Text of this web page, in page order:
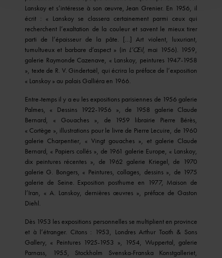
Lanskoy et s’intéresse à son œuvre, Jean Grenier. En 1956, il
écrit : « Lanskoy se classera certainement parmi ceux qui
recherchent l’exaltation de la couleur et savent le mieux tirer
parti de l’épaisseur de la pâte. […] Art violent, luxuriant,
tumultueux et barbare d’aspect » (in L’Œil, mai 1956). 1959,
galerie Raymonde Cazenave, « Lanskoy, peintures 1947-1958
», texte de R. V. Gindertaël, qui écrira la préface de l’exposition
« Lanskoy » au palais Galliéra en 1966.
Entre-temps il y a eu les expositions parisiennes de 1956 galerie
Palmes, « Dessins 1922-1956 », de 1958 galerie Claude
Bernard, « Gouaches », de 1959 librairie Pierre Bérès,
« Cortège », illustrations pour le livre de Pierre Lecuire, de 1960
galerie Charpentier, « Vingt gouaches », et galerie Claude
Bernard, « Papiers collés », de 1961 galerie Europe, « Lanskoy,
dix peintures récentes », de 1962 galerie Kriegel, de 1970
galerie G. Bongers, « Peintures, collages, dessins », de 1975
galerie de Seine. Exposition posthume en 1977, Maison de
l’Iran, « A. Lanskoy, dernières œuvres », préface de Gaston
Diehl.
Dès 1953 les expositions personnelles se multiplient en province
et à l’étranger. Citons : 1953, Londres Arthur Tooth & Sons
Gallery, « Peintures 1925-1953 », 1954, Wuppertal, galerie
Parnass, 1955, Stockholm Svenska-Franska Konstgalleriet,